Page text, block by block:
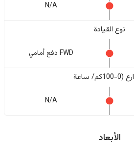
N/A
نوع القيادة
FWD دفع أمامي
ساعة
N/A
الأبعاد